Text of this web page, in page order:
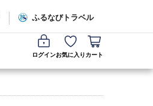
ふるなびトラベル
ログインお気に入り カート